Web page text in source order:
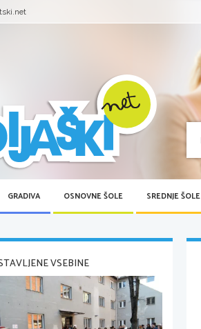
GRADIVA OSNOVNE ŠOLE SREDNJE ŠOLE
VSEBINE